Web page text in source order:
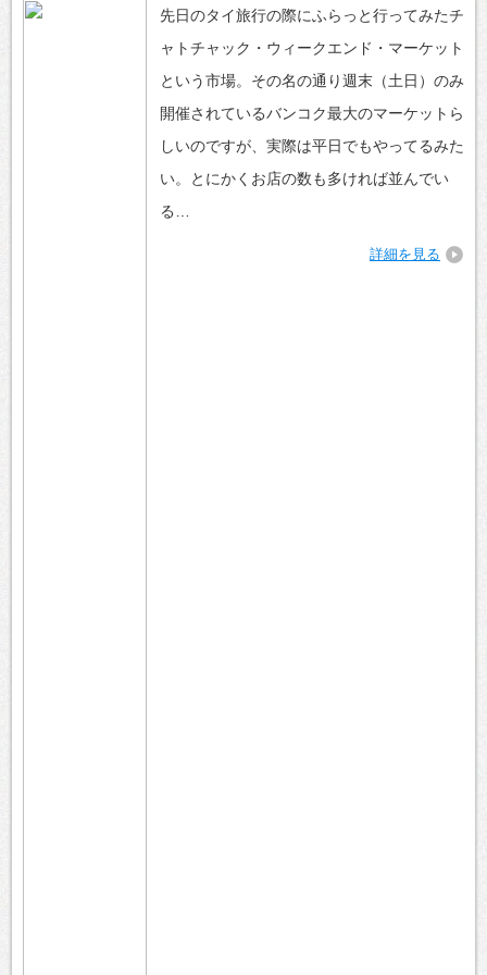
先日のタイ旅行の際にふらっと行ってみたチ
ャトチャック・ウィークエンド・マーケット
という市場。その名の通り週末（土日）のみ
開催されているバンコク最大のマーケットら
しいのですが、実際は平日でもやってるみた
い。とにかくお店の数も多ければ並んでい
る…
詳細を見る